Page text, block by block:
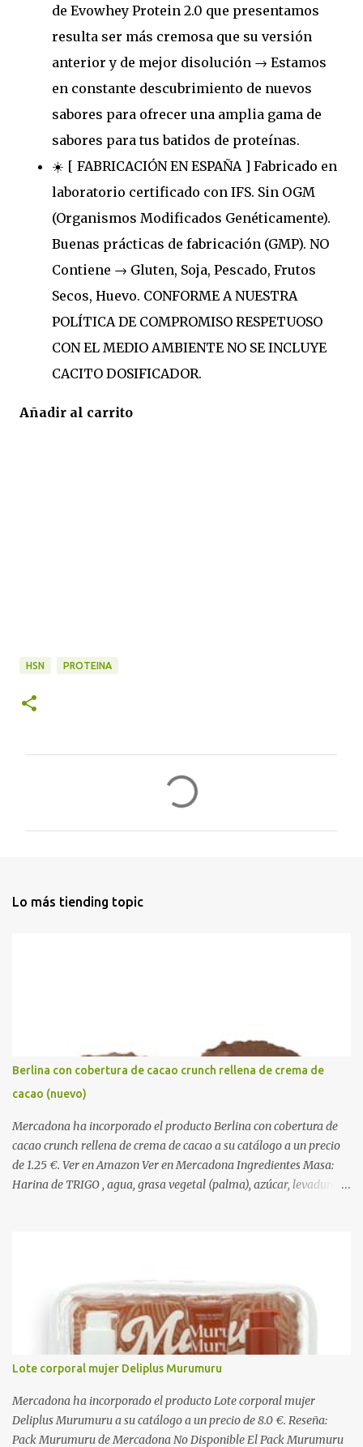
de Evowhey Protein 2.0 que presentamos
resulta ser más cremosa que su versión
anterior y de mejor disolución → Estamos
en constante descubrimiento de nuevos
sabores para ofrecer una amplia gama de
sabores para tus batidos de proteínas.
☀️ [ FABRICACIÓN EN ESPAÑA ] Fabricado en
laboratorio certificado con IFS. Sin OGM
(Organismos Modificados Genéticamente).
Buenas prácticas de fabricación (GMP). NO
Contiene → Gluten, Soja, Pescado, Frutos
Secos, Huevo. CONFORME A NUESTRA
POLÍTICA DE COMPROMISO RESPETUOSO
CON EL MEDIO AMBIENTE NO SE INCLUYE
CACITO DOSIFICADOR.
Añadir al carrito
HSN PROTEINA
Lo más tiending topic
Berlina con cobertura de cacao crunch rellena de crema de
cacao (nuevo)
Mercadona ha incorporado el producto Berlina con cobertura de
cacao crunch rellena de crema de cacao a su catálogo a un precio
de 1.25 €. Ver en Amazon Ver en Mercadona Ingredientes Masa:
Harina de TRIGO , agua, grasa vegetal (palma), azúcar, levadura,
antioxidante (E300). Relleno 27%: Azúcar, aceite vegetal refinado
(girasol), LECHE desnatada en polvo, cacao desgrasado en polvo
0,9%, LECHE entera en polvo, emulgente (E322 ( SOJA )), aroma
natural. Cobertura 16%: Azúcar, grasas vegetales (coco, palmiste,
palma), cacao desgrasado en polvo 1,0%, suero de LECHE en polvo,
LECHE entera en polvo, emulgente (E322), lactosa ( LECHE ),
almidón de TRIGO , aromas naturales. Decorado 1,8%: Harina de
arroz, harina de TRIGO , azúcar, sal, extracto d...
Lote corporal mujer Deliplus Murumuru
Mercadona ha incorporado el producto Lote corporal mujer
Deliplus Murumuru a su catálogo a un precio de 8.0 €. Reseña:
Pack Murumuru de Mercadona No Disponible El Pack Murumuru